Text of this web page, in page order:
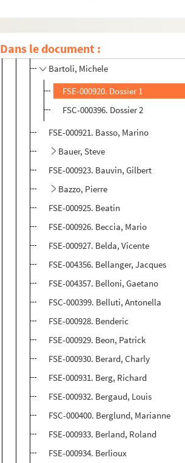
Dans le document :
FSE-000919. Barthelemy, Honoré
FSC-000395. Bartlett, Julian
Bartoli, Michele
FSE-000920. Dossier 1
FSC-000396. Dossier 2
FSE-000921. Basso, Marino
Bauer, Steve
FSE-000923. Bauvin, Gilbert
Bazzo, Pierre
FSE-000925. Beatin
FSE-000926. Beccia, Mario
FSE-000927. Belda, Vicente
FSE-004356. Bellanger, Jacques
FSE-004357. Belloni, Gaetano
FSC-000399. Belluti, Antonella
FSE-000928. Benderic
FSE-000929. Beon, Patrick
FSE-000930. Berard, Charly
FSE-000931. Berg, Richard
FSE-000932. Bergaud, Louis
FSC-000400. Berglund, Marianne
FSE-000933. Berland, Roland
FSE-000934. Berlioux